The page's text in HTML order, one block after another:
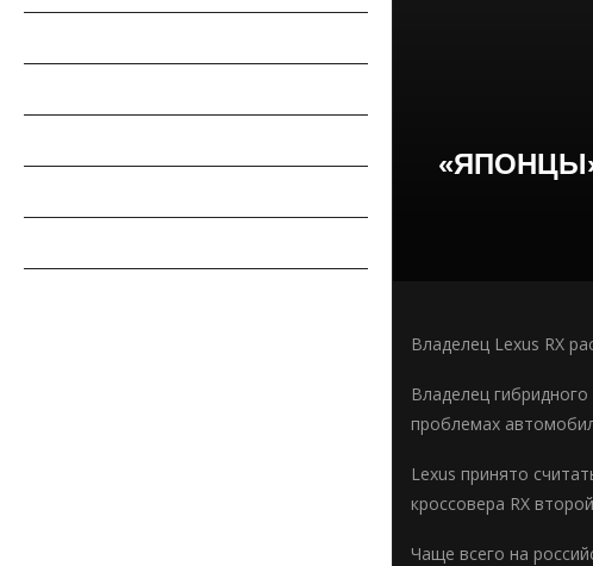
Владелец Lexus RX
Владелец
проблемах
Lexus принято
кроссовера RX
Чаще всего на